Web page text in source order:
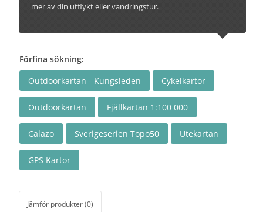
mer av din utflykt eller vandringstur.
Förfina sökning:
Outdoorkartan - Kungsleden
Cykelkartor
Outdoorkartan Fjällkartan 1:100 000
Calazo Sverigeserien Topo50 Utekartan
GPS Kartor
Jämför produkter (0)